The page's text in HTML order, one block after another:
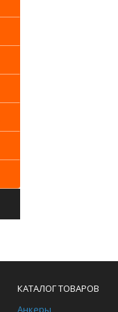
КАТАЛОГ ТОВАРОВ
Анкеры